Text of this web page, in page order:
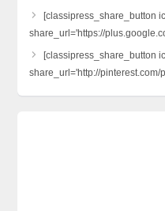
[classipress_share_button
share_url='https://
[classipress_share_button
share_url='http://pinterest.com/